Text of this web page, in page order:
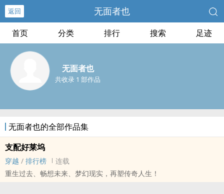
返回 无面者也
首页 分类 排行 搜索 足迹
无面者也
共收录 1 部作品
无面者也的全部作品集
支配好莱坞
穿越 / 排行榜
连载
重生过去、畅想未来、梦幻现实，再塑传奇人生！